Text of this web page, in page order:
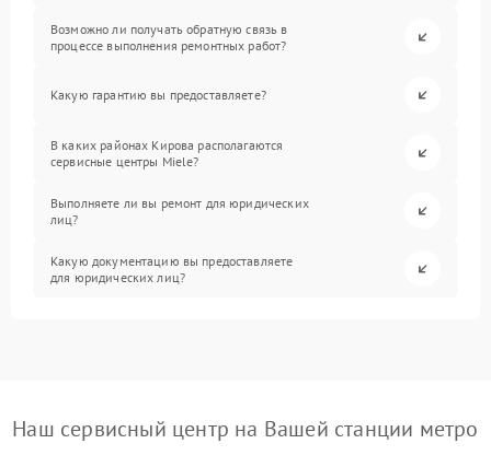
Возможно ли получать обратную связь в
процессе выполнения ремонтных работ?
Какую гарантию вы предоставляете?
В каких районах Кирова располагаются
сервисные центры Miele?
Выполняете ли вы ремонт для юридических
лиц?
Какую документацию вы предоставляете
для юридических лиц?
Наш сервисный центр на Вашей станции метро